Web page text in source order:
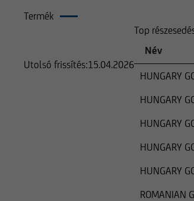
Termék
Utolsó frissítés:15.04.2026
Top
Név
HUNGARY
HUNGARY
HUNGARY
HUNGARY
HUNGARY
ROMANIAN